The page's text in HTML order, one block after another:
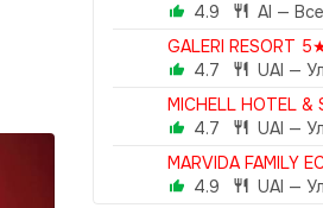
4.9
AI —
GALERI RESORT
4.7
UAI —
MICHELL HOTEL &
4.7
UAI —
MARVIDA FAMILY
4.9
UAI —